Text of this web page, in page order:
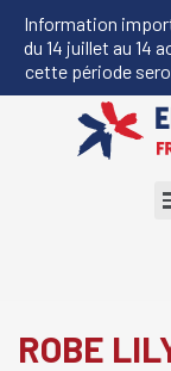
Information
du 14 juillet au 14
cette période
ROBE